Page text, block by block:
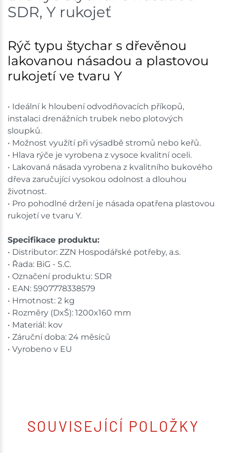
Skladem na prodejně - doručení do 7 dnů
Mohelnice
Skladem na prodejně - doručení do 7 dnů
Nové Město
Skladem na prodejně - doručení do 7 dnů
Velká Bíteš
Skladem na prodejně - doručení do 7 dnů
Skladové množství na prodejnách je pouze orientační.
Ceny na prodejnách se mohou lišit od cen na e-
shopu.
SDR, Y rukojeť
Rýč typu štychar s dřevěnou
lakovanou násadou a plastovou
rukojetí ve tvaru Y
• Ideální k hloubení odvodňovacích příkopů,
instalaci drenážních trubek nebo plotových
sloupků.
• Možnost využítí při výsadbě stromů nebo keřů.
• Hlava rýče je vyrobena z vysoce kvalitní oceli.
• Lakovaná násada vyrobena z kvalitního bukového
dřeva zaručující vysokou odolnost a dlouhou
životnost.
• Pro pohodlné držení je násada opatřena plastovou
rukojetí ve tvaru Y.
Specifikace produktu:
• Distributor: ZZN Hospodářské potřeby, a.s.
• Řada: BiG - S.C.
• Označení produktu: SDR
• EAN: 5907778338579
• Hmotnost: 2 kg
• Rozměry (DxŠ): 1200x160 mm
• Materiál: kov
• Záruční doba: 24 měsíců
• Vyrobeno v EU
SOUVISEJÍCÍ POLOŽKY